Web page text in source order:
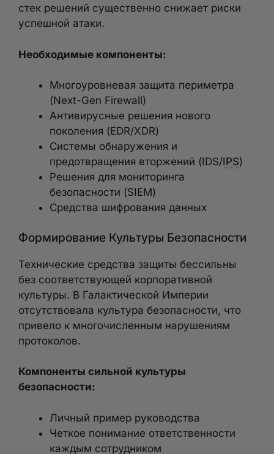
стек решений существенно снижает риски
успешной атаки.
Необходимые компоненты:
Многоуровневая защита периметра
(Next-Gen Firewall)
Антивирусные решения нового
поколения (EDR/XDR)
Системы обнаружения и
предотвращения вторжений (IDS/IPS)
Решения для мониторинга
безопасности (SIEM)
Средства шифрования данных
Формирование Культуры Безопасности
Технические средства защиты бессильны
без соответствующей корпоративной
культуры. В Галактической Империи
отсутствовала культура безопасности, что
привело к многочисленным нарушениям
протоколов.
Компоненты сильной культуры
безопасности:
Личный пример руководства
Четкое понимание ответственности
каждым сотрудником